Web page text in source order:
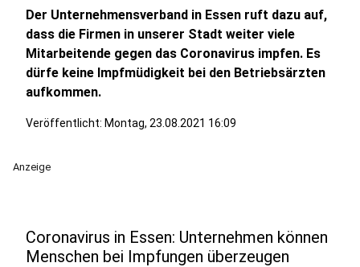
Der Unternehmensverband in Essen ruft dazu auf,
dass die Firmen in unserer Stadt weiter viele
Mitarbeitende gegen das Coronavirus impfen. Es
dürfe keine Impfmüdigkeit bei den Betriebsärzten
aufkommen.
Veröffentlicht: Montag, 23.08.2021 16:09
Anzeige
Coronavirus in Essen: Unternehmen können
Menschen bei Impfungen überzeugen